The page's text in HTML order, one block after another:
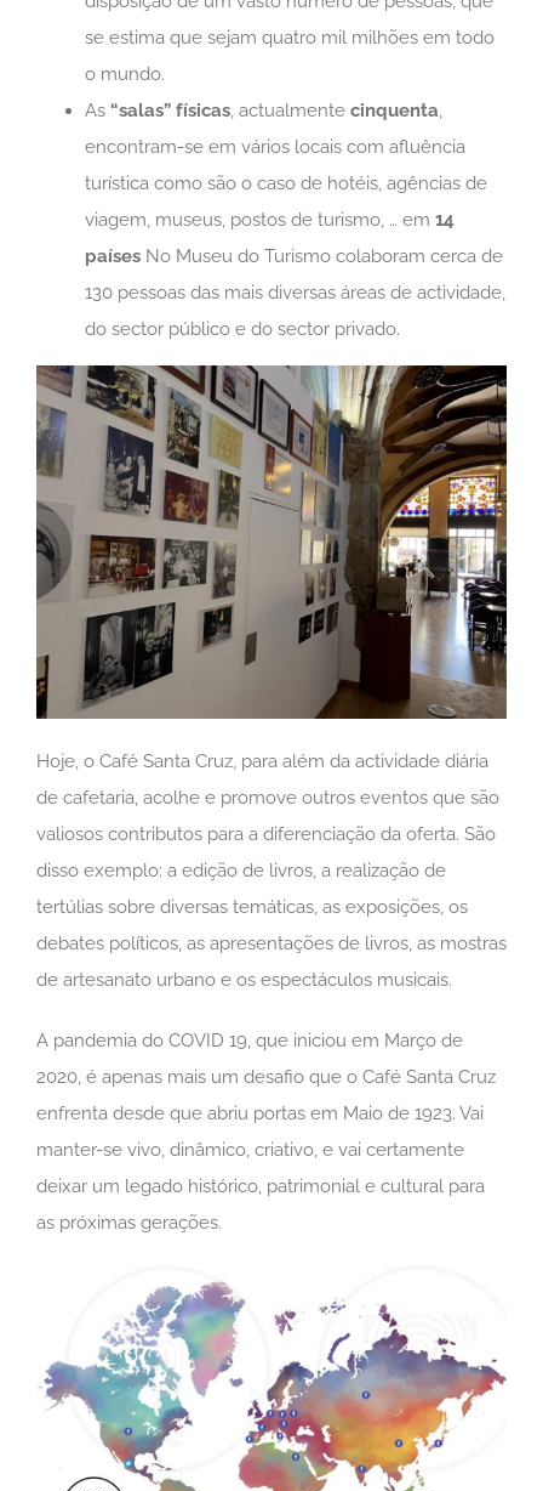
se estima que sejam quatro mil milhões em todo
o mundo.
As “salas” físicas, actualmente cinquenta,
encontram-se em vários locais com afluência
turística como são o caso de hotéis, agências de
viagem, museus, postos de turismo, … em 14
países No Museu do Turismo colaboram cerca de
130 pessoas das mais diversas áreas de actividade,
do sector público e do sector privado.
Hoje, o Café Santa Cruz, para além da actividade diária
de cafetaria, acolhe e promove outros eventos que são
valiosos contributos para a diferenciação da oferta. São
disso exemplo: a edição de livros, a realização de
tertúlias sobre diversas temáticas, as exposições, os
debates políticos, as apresentações de livros, as mostras
de artesanato urbano e os espectáculos musicais.
A pandemia do COVID 19, que iniciou em Março de
2020, é apenas mais um desafio que o Café Santa Cruz
enfrenta desde que abriu portas em Maio de 1923. Vai
manter-se vivo, dinâmico, criativo, e vai certamente
deixar um legado histórico, patrimonial e cultural para
as próximas gerações.